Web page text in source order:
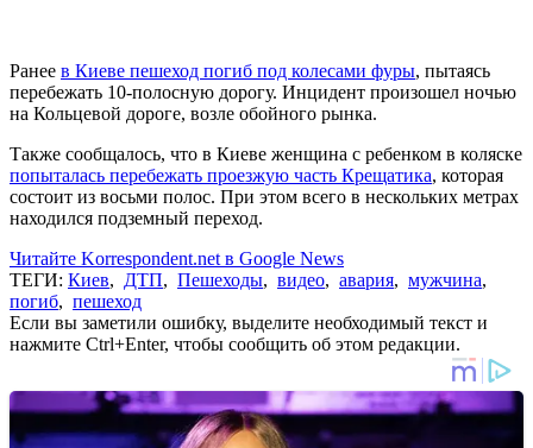
Ранее в Киеве пешеход погиб под колесами фуры, пытаясь
перебежать 10-полосную дорогу. Инцидент произошел ночью
на Кольцевой дороге, возле обойного рынка.
Также сообщалось, что в Киеве женщина с ребенком в коляске
попыталась перебежать проезжую часть Крещатика, которая
состоит из восьми полос. При этом всего в нескольких метрах
находился подземный переход.
Читайте Korrespondent.net в Google News
ТЕГИ: Киев, ДТП, Пешеходы, видео, авария, мужчина,
погиб, пешеход
Если вы заметили ошибку, выделите необходимый текст и
нажмите Ctrl+Enter, чтобы сообщить об этом редакции.